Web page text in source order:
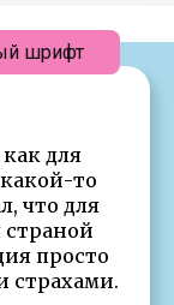
для
то
что для
просто
страхами.
шрифт